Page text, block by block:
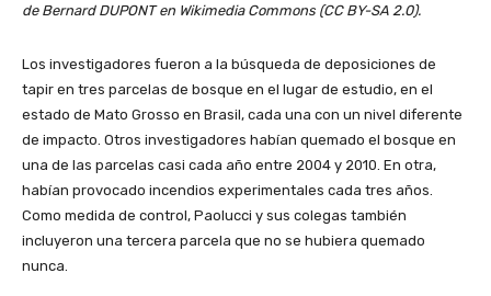
de Bernard DUPONT en Wikimedia Commons (CC BY-SA 2.0).
Los investigadores fueron a la búsqueda de deposiciones de
tapir en tres parcelas de bosque en el lugar de estudio, en el
estado de Mato Grosso en Brasil, cada una con un nivel diferente
de impacto. Otros investigadores habían quemado el bosque en
una de las parcelas casi cada año entre 2004 y 2010. En otra,
habían provocado incendios experimentales cada tres años.
Como medida de control, Paolucci y sus colegas también
incluyeron una tercera parcela que no se hubiera quemado
nunca.